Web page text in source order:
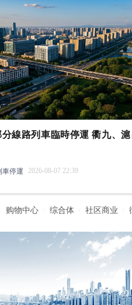
線路列車臨時停運 衢九、
車停運 2026-08-07 22:39
购物中心 综合体 社区商业